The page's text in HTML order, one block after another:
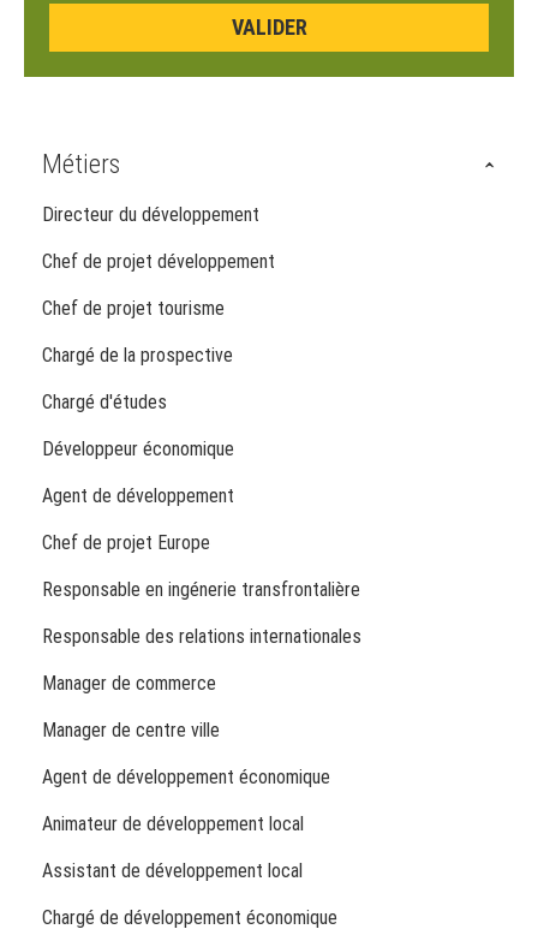
Métiers
Directeur du développement
Chef de projet développement
Chef de projet tourisme
Chargé de la prospective
Chargé d'études
Développeur économique
Agent de développement
Chef de projet Europe
Responsable en ingénerie transfrontalière
Responsable des relations internationales
Manager de commerce
Manager de centre ville
Agent de développement économique
Animateur de développement local
Assistant de développement local
Chargé de développement économique